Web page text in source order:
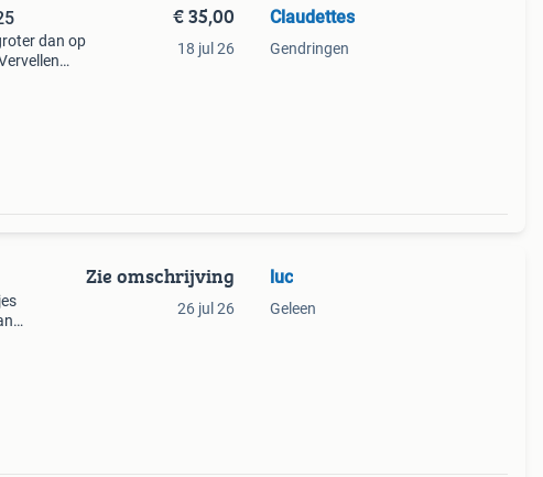
dan op
€ 35,00
18 jul 26
Claudettes
Gendringen
Zie omschrijving
26 jul 26
luc
Geleen